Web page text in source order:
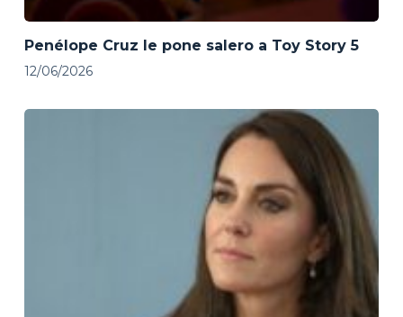
Penélope Cruz le pone salero a Toy Story 5
12/06/2026